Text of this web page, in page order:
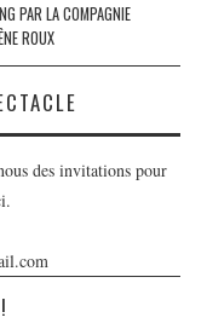
PAR LA COMPAGNIE
ROUX
des invitations pour